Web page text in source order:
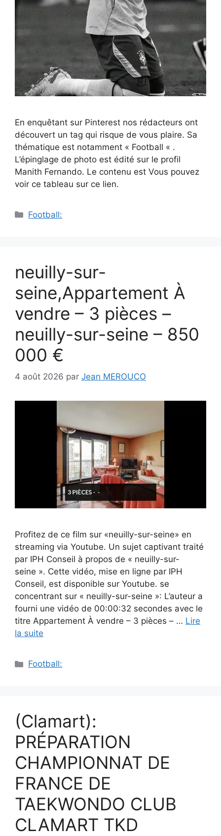
En enquêtant sur Pinterest nos rédacteurs ont
découvert un tag qui risque de vous plaire. Sa
thématique est notamment « Football « .
L’épinglage de photo est édité sur le profil
Manith Fernando. Le contenu est Vous pouvez
voir ce tableau sur ce lien.
Catégories
Football:
neuilly-sur-
seine,Appartement À
vendre – 3 pièces –
neuilly-sur-seine – 850
000 €
4 août 2026 par Jean MEROUCO
Profitez de ce film sur «neuilly-sur-seine» en
streaming via Youtube. Un sujet captivant traité
par IPH Conseil à propos de « neuilly-sur-
seine ». Cette vidéo, mise en ligne par IPH
Conseil, est disponible sur Youtube. se
concentrant sur « neuilly-sur-seine »: L’auteur a
fourni une vidéo de 00:00:32 secondes avec le
titre Appartement À vendre – 3 pièces – … Lire
la suite
Catégories
Football:
(Clamart):
PRÉPARATION
CHAMPIONNAT DE
FRANCE DE
TAEKWONDO CLUB
CLAMART TKD